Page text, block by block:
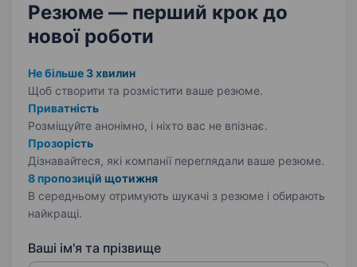
Резюме — перший крок до
нової роботи
Не більше 3 хвилин
Щоб створити та розмістити ваше резюме.
Приватність
Розміщуйте анонімно, і ніхто вас не впізнає.
Прозорість
Дізнавайтеся, які компанії переглядали ваше резюме.
8 пропозицій щотижня
В середньому отримують шукачі з резюме і обирають
найкращі.
Ваші ім'я та прізвище